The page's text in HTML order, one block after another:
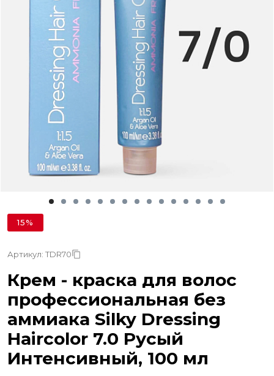
15%
Артикул: TDR70
Крем - краска для волос
профессиональная без
аммиака Silky Dressing
Haircolor 7.0 Русый
Интенсивный, 100 мл